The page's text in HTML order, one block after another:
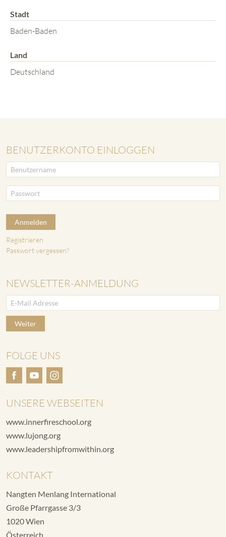
Stadt
Baden-Baden
Land
Deutschland
BENUTZERKONTO EINLOGGEN
Anmelden
Registrieren
Passwort vergessen?
NEWSLETTER-ANMELDUNG
Weiter
FOLGE UNS
UNSERE WEBSEITEN
www.innerfireschool.org
www.lujong.org
www.leadershipfromwithin.org
KONTAKT
Nangten Menlang International
Große Pfarrgasse 3/3
1020 Wien
Österreich